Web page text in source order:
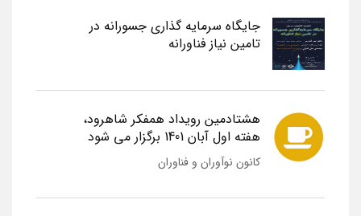
جایگاه سرمایه گذاری جسورانه در
تامین نیاز فناورانه
هشتادمین رویداد همفکر شاهرود،
هفته اول آبان 1401 برگزار می شود
کانون نوآوران و فناوران